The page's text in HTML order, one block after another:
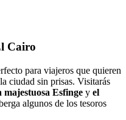
Cairo
para viajeros que quieren
ciudad sin prisas. Visitarás
majestuosa Esfinge y el
algunos de los tesoros